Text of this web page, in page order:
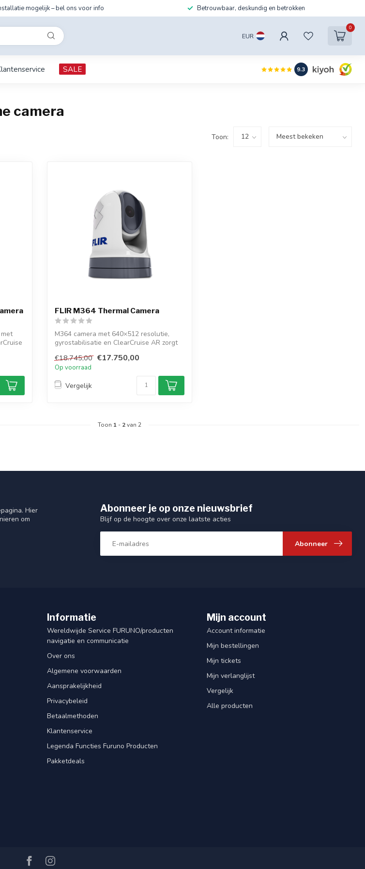
mogelijk – bel ons voor info Betrouwbaar, deskundig en betrokken
EUR
0
SALE 9.3
camera
Toon:
FLIR M364 Thermal Camera
M364 camera met 640×512 resolutie,
gyrostabilisatie en ClearCruise AR zorgt
€18.745,00 €17.750,00
Op voorraad
Vergelijk
Toon 1 - 2van 2
Hier
om
Abonneer je op onze nieuwsbrief
Blijf op de hoogte over onze laatste acties
Abonneer
Informatie
Wereldwijde Service FURUNO/producten
navigatie en communicatie
Over ons
Algemene voorwaarden
Aansprakelijkheid
Privacybeleid
Betaalmethoden
Klantenservice
Legenda Functies Furuno Producten
Pakketdeals
Mijn account
Account informatie
Mijn bestellingen
Mijn tickets
Mijn verlanglijst
Vergelijk
Alle producten